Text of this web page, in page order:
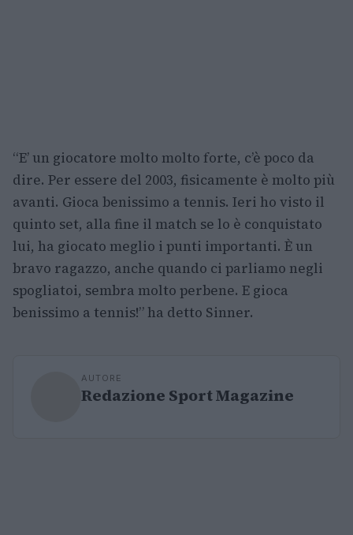
“E’ un giocatore molto molto forte, c’è poco da
dire. Per essere del 2003, fisicamente è molto più
avanti. Gioca benissimo a tennis. Ieri ho visto il
quinto set, alla fine il match se lo è conquistato
lui, ha giocato meglio i punti importanti. È un
bravo ragazzo, anche quando ci parliamo negli
spogliatoi, sembra molto perbene. E gioca
benissimo a tennis!” ha detto Sinner.
AUTORE
Redazione Sport Magazine